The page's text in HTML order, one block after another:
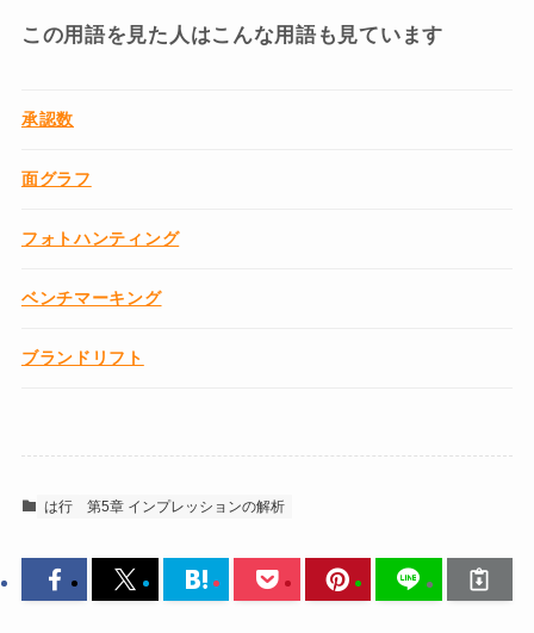
この用語を見た人はこんな用語も見ています
承認数
面グラフ
フォトハンティング
ベンチマーキング
ブランドリフト
は行 第5章 インプレッションの解析